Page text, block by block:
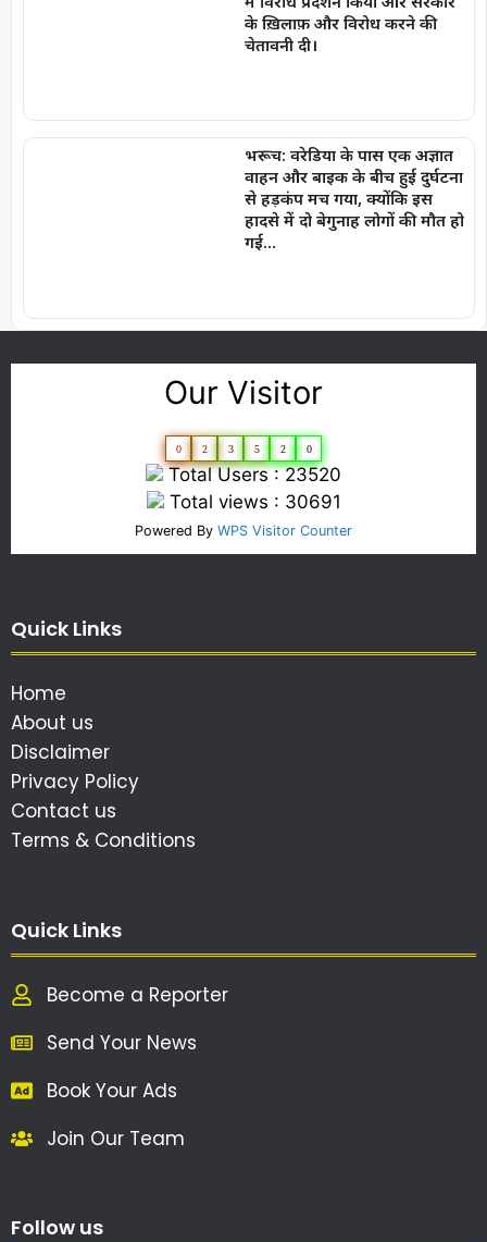
के ख़िलाफ़ और विरोध करने की
चेतावनी दी।
भरूच: वरेडिया के पास एक अज्ञात
वाहन और बाइक के बीच हुई दुर्घटना
से हड़कंप मच गया, क्योंकि इस
हादसे में दो बेगुनाह लोगों की मौत हो
गई…
Our Visitor
0 2 3 5 2 0
Total Users : 23520
Total views : 30691
Powered By WPS Visitor Counter
Quick Links
Home
About us
Disclaimer
Privacy Policy
Contact us
Terms & Conditions
Quick Links
Become a Reporter
Send Your News
Book Your Ads
Join Our Team
Follow us